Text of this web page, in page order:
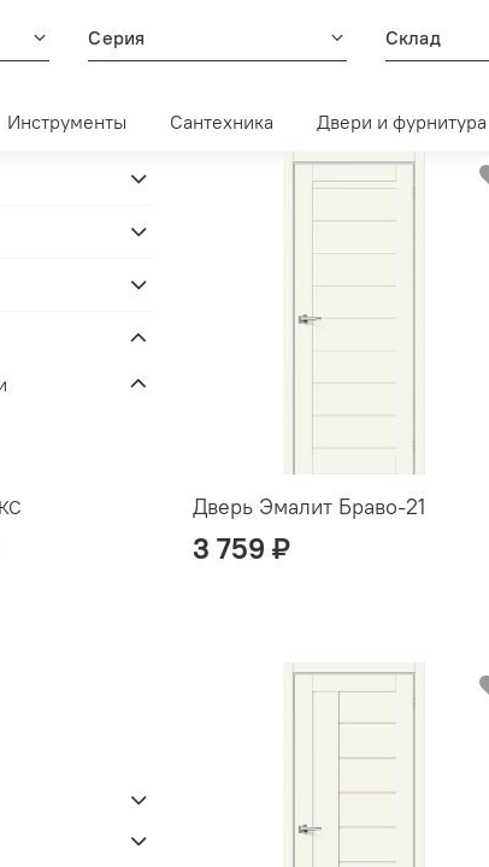
Серия Склад
Инструменты Сантехника Двери и фурнитура
Дверь Эмалит Браво-21
3 759 ₽